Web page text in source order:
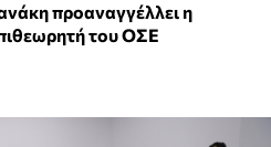
προαναγγέλλει η
του ΟΣΕ